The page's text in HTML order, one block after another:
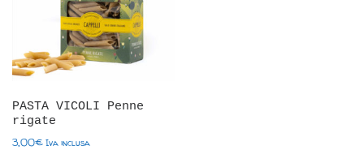
PASTA VICOLI Penne
rigate
3,00€ Iva inclusa